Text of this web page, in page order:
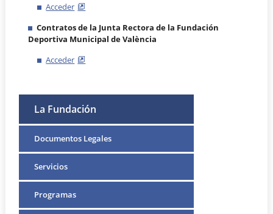
Acceder
Contratos de la Junta Rectora de la Fundación
Deportiva Municipal de València
Acceder
La Fundación
Documentos Legales
Servicios
Programas